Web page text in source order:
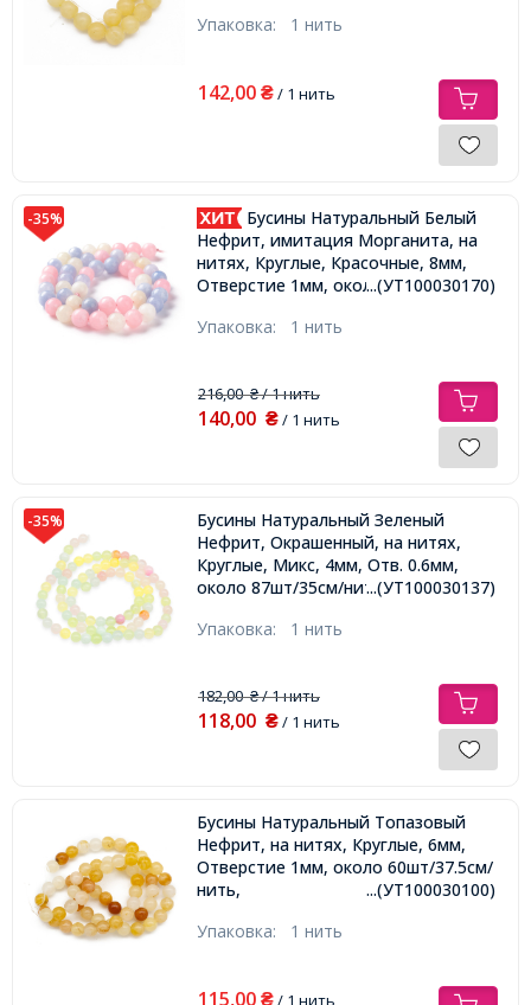
Упаковка: 1 нить
142,00 ₴/ 1 нить
-35%
Бусины Натуральный Белый
Нефрит, имитация Морганита, на
нитях, Круглые, Красочные, 8мм,
Отверстие 1мм, около 45шт/36.5см/
...(УТ100030170)
Упаковка: 1 нить
216,00₴/ 1 нить
140,00 ₴/ 1 нить
-35%
Бусины Натуральный Зеленый
Нефрит, Окрашенный, на нитях,
Круглые, Микс, 4мм, Отв. 0.6мм,
около 87шт/35см/нить,...(УТ100030137)
Упаковка: 1 нить
182,00₴/ 1 нить
118,00 ₴/ 1 нить
Бусины Натуральный Топазовый
Нефрит, на нитях, Круглые, 6мм,
Отверстие 1мм, около 60шт/37.5см/
нить,
...(УТ100030100)
Упаковка: 1 нить
115,00 ₴/ 1 нить